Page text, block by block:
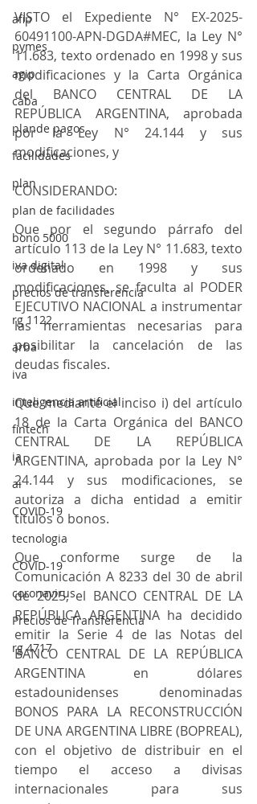
afip
pymes
agip
caba
plande pagos
facilidades
plan
plan de facilidades
bono 5000
iva digital
precios de transferencia
rg 1122
arba
iva
inteligencia artificial
fintech
ia
ai
COVID-19
tecnologia
COVID-19
coronavirus
Precios de Transferencia
rg 4717
VISTO el Expediente N° EX-2025-
60491100-APN-DGDA#MEC, la Ley N°
11.683, texto ordenado en 1998 y sus
modificaciones y la Carta Orgánica
del BANCO CENTRAL DE LA
REPÚBLICA ARGENTINA, aprobada
por la Ley N° 24.144 y sus
modificaciones, y
CONSIDERANDO:
Que por el segundo párrafo del
artículo 113 de la Ley N° 11.683, texto
ordenado en 1998 y sus
modificaciones, se faculta al PODER
EJECUTIVO NACIONAL a instrumentar
las herramientas necesarias para
posibilitar la cancelación de las
deudas fiscales.
Que mediante el inciso i) del artículo
18 de la Carta Orgánica del BANCO
CENTRAL DE LA REPÚBLICA
ARGENTINA, aprobada por la Ley N°
24.144 y sus modificaciones, se
autoriza a dicha entidad a emitir
títulos o bonos.
Que conforme surge de la
Comunicación A 8233 del 30 de abril
de 2025, el BANCO CENTRAL DE LA
REPÚBLICA ARGENTINA ha decidido
emitir la Serie 4 de las Notas del
BANCO CENTRAL DE LA REPÚBLICA
ARGENTINA en dólares
estadounidenses denominadas
BONOS PARA LA RECONSTRUCCIÓN
DE UNA ARGENTINA LIBRE (BOPREAL),
con el objetivo de distribuir en el
tiempo el acceso a divisas
internacionales para sus